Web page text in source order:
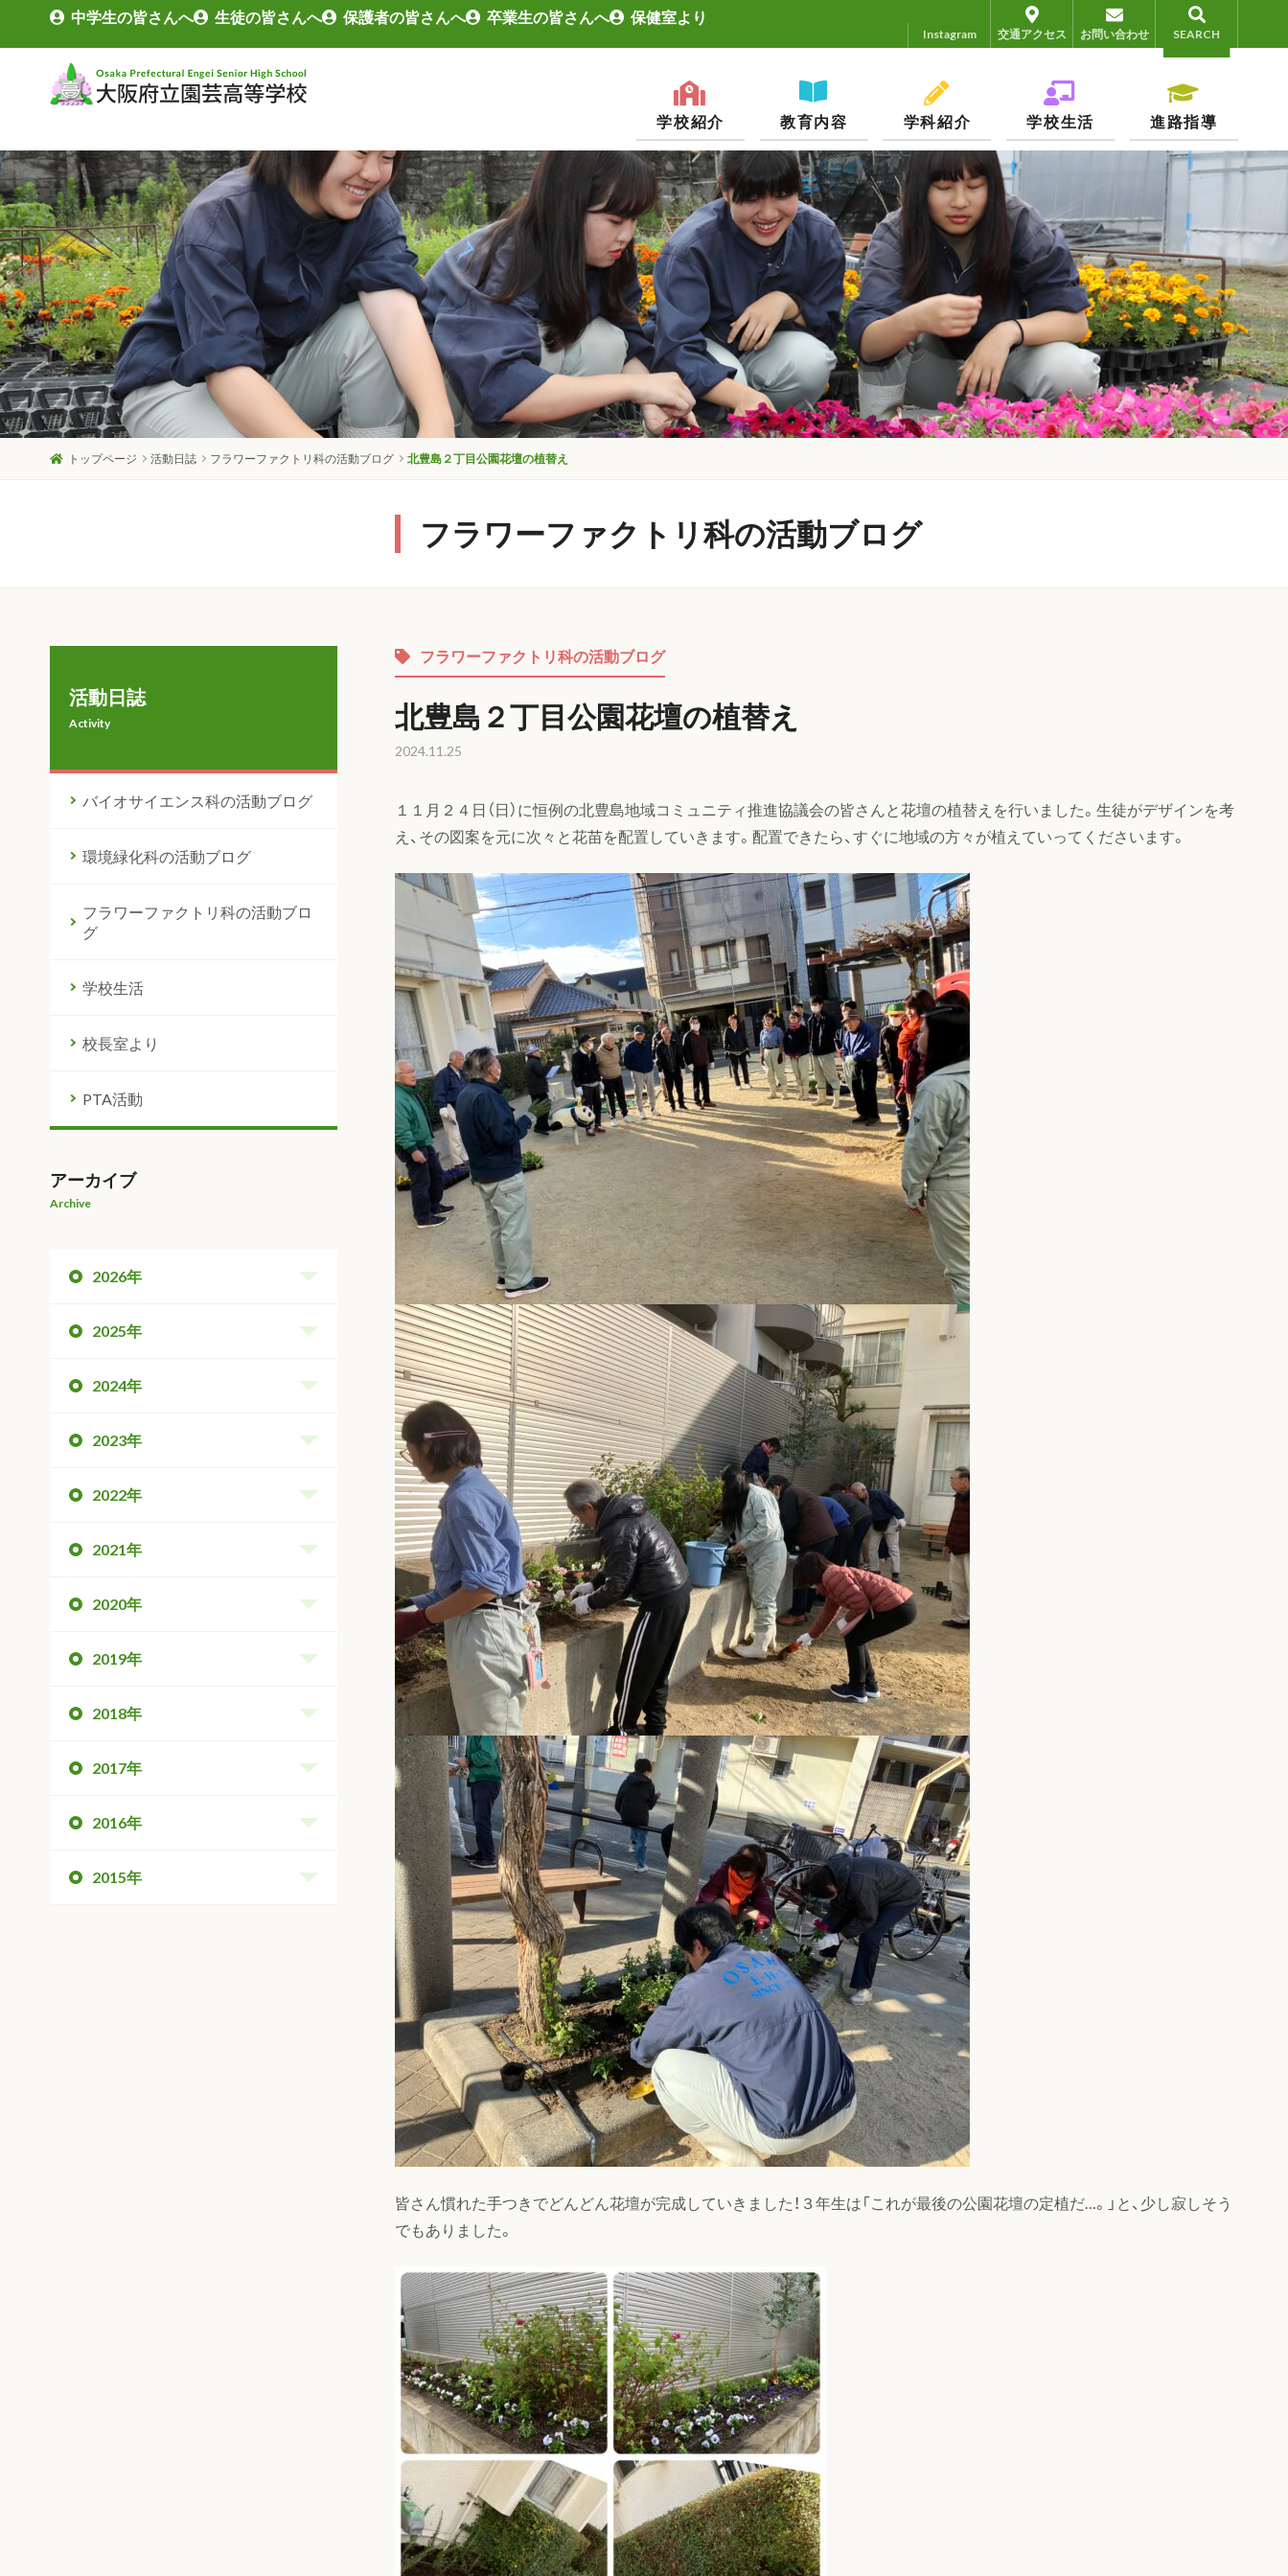
中学生の皆さんへ 生徒の皆さんへ 保護者の皆さんへ 卒業生の皆さんへ 保健室より
Instagram 交通アクセス お問い合わせ SEARCH
学校紹介 教育内容 学科紹介 学校生活 進路指導
Instagram
トップページ 活動日誌 フラワーファクトリ科の活動ブログ 北豊島２丁目公園花壇の植替え
フラワーファクトリ科の活動ブログ
フラワーファクトリ科の活動ブログ
北豊島２丁目公園花壇の植替え
2024.11.25
１１月２４日（日）に恒例の北豊島地域コミュニティ推進協議会の皆さんと花壇の植替えを行いました。生徒がデザインを考
え、その図案を元に次々と花苗を配置していきます。配置できたら、すぐに地域の方々が植えていってくださいます。
皆さん慣れた手つきでどんどん花壇が完成していきました！３年生は「これが最後の公園花壇の定植だ…。」と、少し寂しそう
でもありました。
活動日誌
Activity
バイオサイエンス科の活動ブログ
環境緑化科の活動ブログ
フラワーファクトリ科の活動ブロ
グ
学校生活
校長室より
PTA活動
アーカイブ
Archive
2026年
2025年
2024年
2023年
2022年
2021年
2020年
2019年
2018年
2017年
2016年
2015年